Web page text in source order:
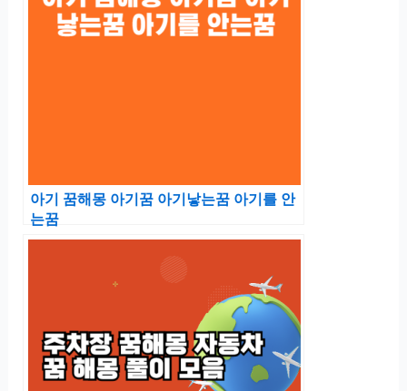
아기 꿈해몽 아기꿈 아기낳는꿈 아기를 안
는꿈